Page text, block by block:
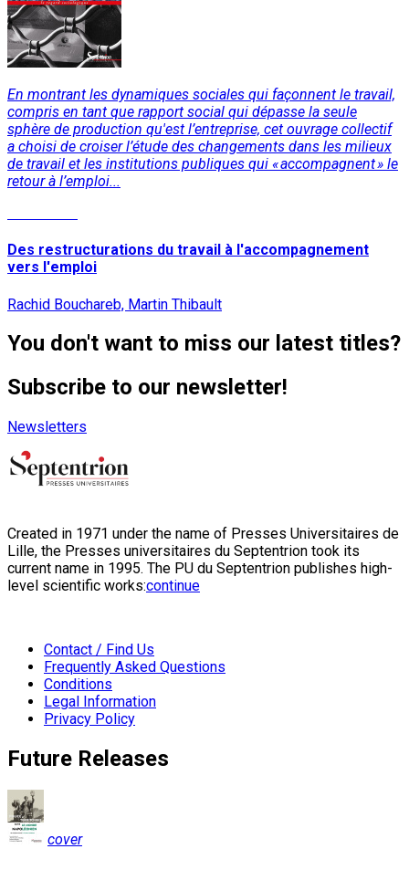
En montrant les dynamiques sociales qui façonnent le travail,
compris en tant que rapport social qui dépasse la seule
sphère de production qu'est l’entreprise, cet ouvrage collectif
a choisi de croiser l’étude des changements dans les milieux
de travail et les institutions publiques qui « accompagnent » le
retour à l’emploi...
Des restructurations du travail à l'accompagnement
vers l'emploi
Rachid Bouchareb, Martin Thibault
You don't want to miss our latest titles?
Subscribe to our newsletter!
Newsletters
Created in 1971 under the name of Presses Universitaires de
Lille, the Presses universitaires du Septentrion took its
current name in 1995. The PU du Septentrion publishes high-
level scientific works:continue
Contact / Find Us
Frequently Asked Questions
Conditions
Legal Information
Privacy Policy
Future Releases
cover